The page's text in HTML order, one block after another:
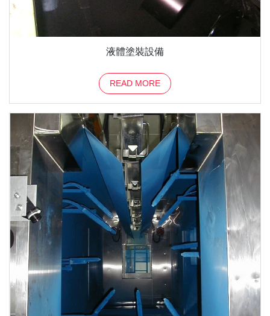
液體塗裝設備
READ MORE